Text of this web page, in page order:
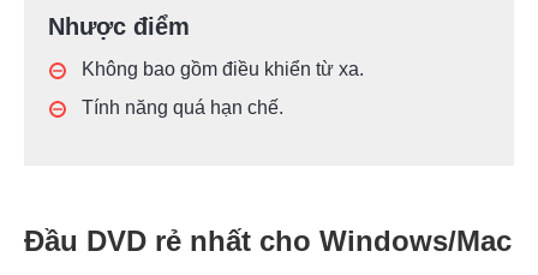
Nhược điểm
Không bao gồm điều khiển từ xa.
Tính năng quá hạn chế.
Đầu DVD rẻ nhất cho Windows/Mac